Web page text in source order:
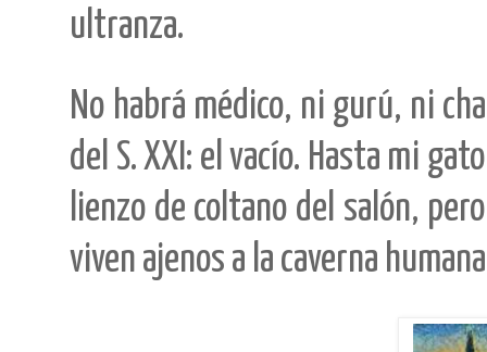
ultranza.
No habrá médico, ni gurú, ni
del S. XXI: el vacío. Hasta mi
lienzo de coltano del salón,
viven ajenos a la caverna